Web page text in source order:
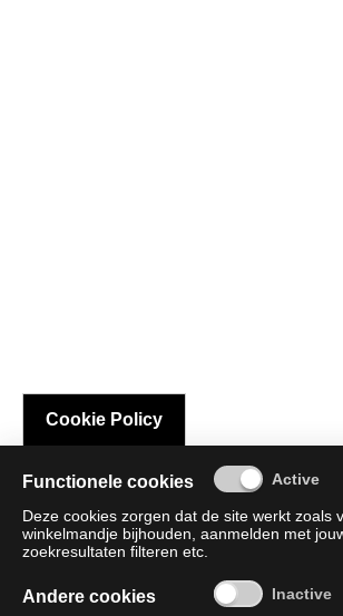
Cookie Policy
Functionele cookies
Deze cookies zorgen dat de site werkt
winkelmandje bijhouden, aanmelden met
zoekresultaten filteren etc.
Andere cookies